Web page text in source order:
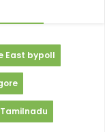
East bypoll
Tamilnadu